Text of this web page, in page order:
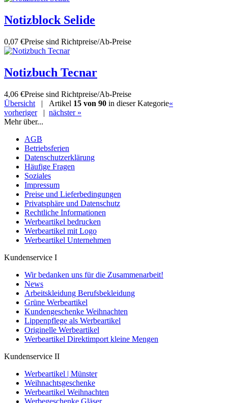
Notizblock Selide
0,07 €Preise sind Richtpreise/Ab-Preise
Notizbuch Tecnar
4,06 €Preise sind Richtpreise/Ab-Preise
Übersicht | Artikel 15 von 90 in dieser Kategorie«
vorheriger| nächster »
Mehr über...
AGB
Betriebsferien
Datenschutzerklärung
Häufige Fragen
Soziales
Impressum
Preise und Lieferbedingungen
Privatsphäre und Datenschutz
Rechtliche Informationen
Werbeartikel bedrucken
Werbeartikel mit Logo
Werbeartikel Unternehmen
Kundenservice I
Wir bedanken uns für die Zusammenarbeit!
News
Arbeitskleidung Berufsbekleidung
Grüne Werbeartikel
Kundengeschenke Weihnachten
Lippenpflege als Werbeartikel
Originelle Werbeartikel
Werbeartikel Direktimport kleine Mengen
Kundenservice II
Werbeartikel | Münster
Weihnachtsgeschenke
Werbeartikel Weihnachten
Werbegeschenke Gläser